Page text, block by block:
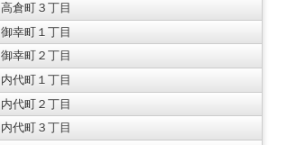
高倉町３丁目
御幸町１丁目
御幸町２丁目
内代町１丁目
内代町２丁目
内代町３丁目